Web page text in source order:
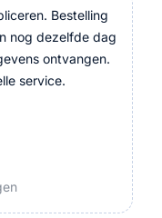
Bestelling
nog dezelfde dag
ontvangen.
service.